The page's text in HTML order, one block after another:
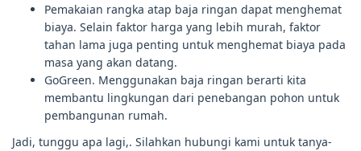
Pemakaian rangka atap baja ringan dapat menghemat
biaya. Selain faktor harga yang lebih murah, faktor
tahan lama juga penting untuk menghemat biaya pada
masa yang akan datang.
GoGreen. Menggunakan baja ringan berarti kita
membantu lingkungan dari penebangan pohon untuk
pembangunan rumah.
Jadi, tunggu apa lagi,. Silahkan hubungi kami untuk tanya-